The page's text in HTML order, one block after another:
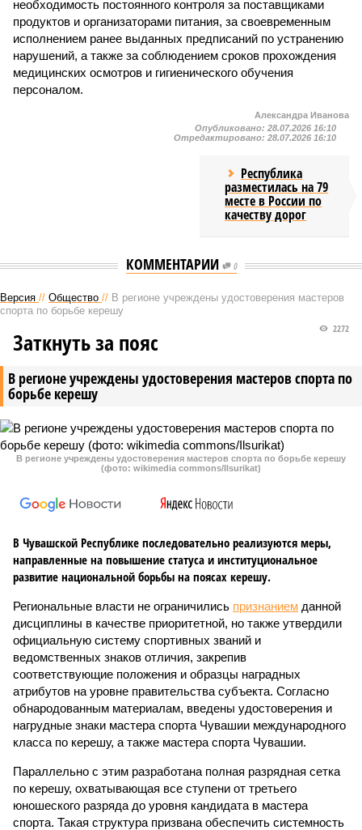
необходимость постоянного контроля за поставщиками
продуктов и организаторами питания, за своевременным
исполнением ранее выданных предписаний по устранению
нарушений, а также за соблюдением сроков прохождения
медицинских осмотров и гигиенического обучения
персоналом.
Александра Иванова
Опубликовано: 28.07.2026 16:10
Отредактировано: 28.07.2026 16:10
Республика
разместилась на 79
месте в России по
качеству дорог
КОММЕНТАРИИ 0
Версия // Общество // В регионе учреждены удостоверения мастеров
спорта по борьбе керешу
В регионе учреждены удостоверения мастеров спорта по
борьбе керешу
2272
Заткнуть за пояс
В регионе учреждены удостоверения мастеров спорта по борьбе керешу
(фото: wikimedia commons/Ilsurikat)
В Чувашской Республике последовательно реализуются меры,
направленные на повышение статуса и институциональное
развитие национальной борьбы на поясах керешу.
Региональные власти не ограничились признанием данной
дисциплины в качестве приоритетной, но также утвердили
официальную систему спортивных званий и
ведомственных знаков отличия, закрепив
соответствующие положения и образцы наградных
атрибутов на уровне правительства субъекта. Согласно
обнародованным материалам, введены удостоверения и
нагрудные знаки мастера спорта Чувашии международного
класса по керешу, а также мастера спорта Чувашии.
Параллельно с этим разработана полная разрядная сетка
по керешу, охватывающая все ступени от третьего
юношеского разряда до уровня кандидата в мастера
спорта. Такая структура призвана обеспечить системность